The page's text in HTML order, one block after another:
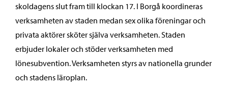
skoldagens slut fram till klockan 17. I Borgå koordineras
verksamheten av staden medan sex olika föreningar och
privata aktörer sköter själva verksamheten. Staden
erbjuder lokaler och stöder verksamheten med
lönesubvention. Verksamheten styrs av nationella grunder
och stadens läroplan.